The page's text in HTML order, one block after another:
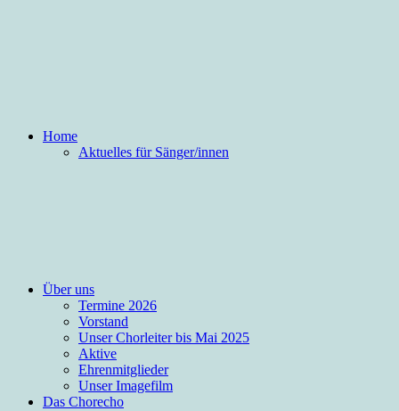
Home
Aktuelles für Sänger/innen
Über uns
Termine 2026
Vorstand
Unser Chorleiter bis Mai 2025
Aktive
Ehrenmitglieder
Unser Imagefilm
Das Chorecho